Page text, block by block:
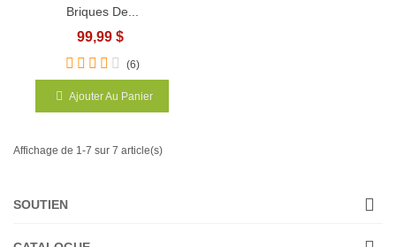
Briques De...
99,99 $
(6)
Ajouter Au Panier
Affichage de 1-7 sur 7 article(s)
SOUTIEN